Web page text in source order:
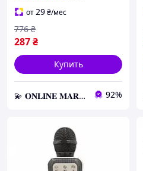
от29₴/мес
287₴
776 ₴
Купить
💫 𝐎𝐍𝐋𝐈𝐍𝐄 𝐌𝐀𝐑𝐊𝐄𝐓 💫 – Актуальные товары по самым выгодным ценам! 92%